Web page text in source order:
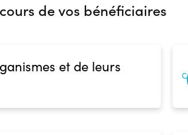
de vos bénéficiaires
et de leurs